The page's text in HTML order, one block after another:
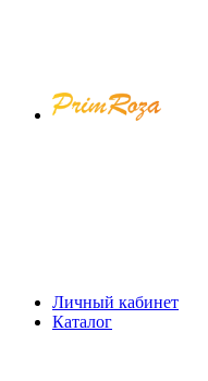
Личный кабинет
Каталог